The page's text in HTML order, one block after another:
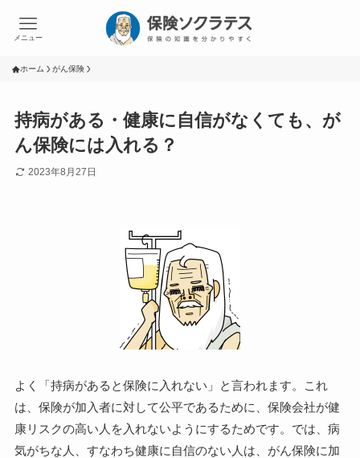
メニュー
ホーム がん保険
持病がある・健康に自信がなくても、が
ん保険には入れる？
2023年8月27日
よく「持病があると保険に入れない」と言われます。これ
は、保険が加入者に対して公平であるために、保険会社が健
康リスクの高い人を入れないようにするためです。では、病
気がちな人、すなわち健康に自信のない人は、がん保険に加